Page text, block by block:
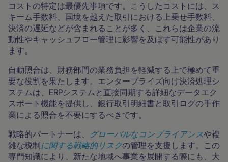
コストの特定は最優先事項です。こうしたコストには、ス
キーム手数料、国境を越えた取引における上乗せ手数料、
決済の遅延などが含まれることが多く、これらは企業の流
動性やキャッシュフロー管理に影響を及ぼす可能性があり
ます。
自動照合は、財務部門の業務負担を軽減する上で極めて重
要な役割を果たします。エンタープライズ向け決済処理シ
ステムは、ERPシステムと直接同期する詳細なデータエク
スポート機能を提供し、銀行取引明細書と取引ログの手作
業による照合を不要にするべきです。
戦略的パートナーは、
グローバルなコンプライアンスや複
雑な税制に関する戦略的リスクの管理を支援します。この
専門知識により、新たな地域へ事業を展開する際にも、大